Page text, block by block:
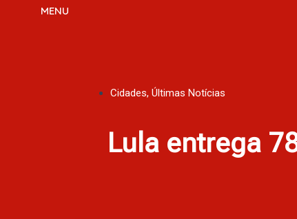
MENU
Cidades, Últimas Notícias
Lula entrega